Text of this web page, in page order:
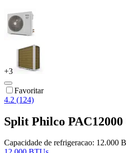
+3
Favoritar
4.2 (124)
Split Philco
Capacidade de refrigeracao: 12.000